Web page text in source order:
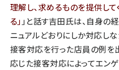
理解し、求めるものを提供し
る 」と話す吉田氏は、自身の
ニュアルどおりにしか対応し
接客対応を行った店員の例を
応じた接客対応によってエン